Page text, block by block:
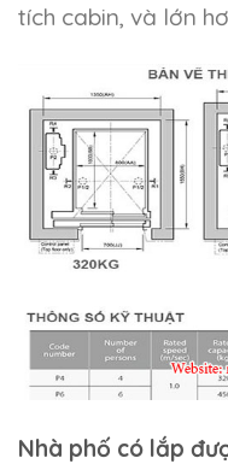
tích cabin, và lớn
Nhà phố có lắp